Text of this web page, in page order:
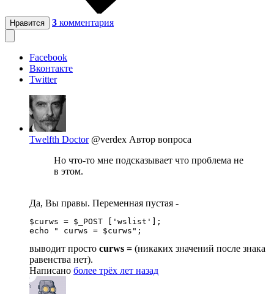
Нравится 3 комментария
Facebook
Вконтакте
Twitter
Twelfth Doctor @verdex Автор вопроса
Но что-то мне подсказывает что проблема не
в этом.
Да, Вы правы. Переменная пустая -
$curws = $_POST ['wslist'];
echo " curws = $curws";
выводит просто curws = (никаких значений после знака
равенства нет).
Написано более трёх лет назад